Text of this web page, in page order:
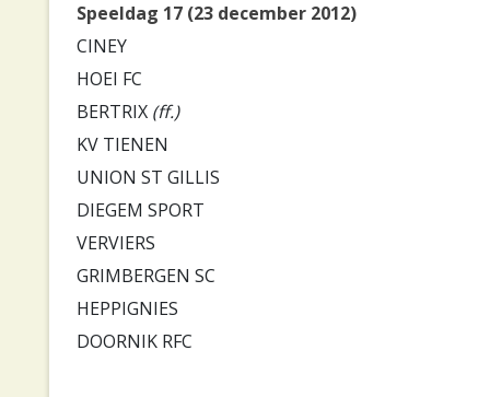
Speeldag 17 (23 december 2012)
CINEY
HOEI FC
BERTRIX (ff.)
KV TIENEN
UNION ST GILLIS
DIEGEM SPORT
VERVIERS
GRIMBERGEN SC
HEPPIGNIES
DOORNIK RFC